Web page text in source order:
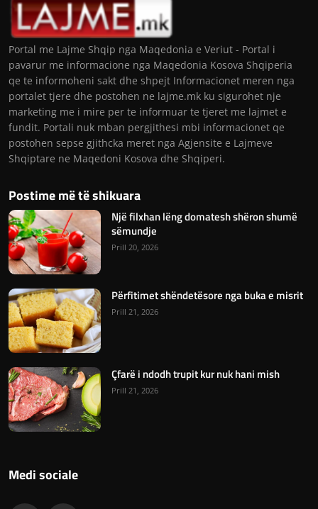
Portal me Lajme Shqip nga Maqedonia e Veriut - Portal i
pavarur me informacione nga Maqedonia Kosova Shqiperia
qe te informoheni sakt dhe shpejt Informacionet meren nga
portalet tjere dhe postohen ne lajme.mk ku sigurohet nje
marketing me i mire per te informuar te tjeret me lajmet e
fundit. Portali nuk mban pergjithesi mbi informacionet qe
postohen sepse gjithcka meret nga Agjensite e Lajmeve
Shqiptare ne Maqedoni Kosova dhe Shqiperi.
Postime më të shikuara
Një filxhan lëng domatesh shëron shumë
sëmundje
Prill 20, 2026
Përfitimet shëndetësore nga buka e misrit
Prill 21, 2026
Çfarë i ndodh trupit kur nuk hani mish
Prill 21, 2026
Medi sociale